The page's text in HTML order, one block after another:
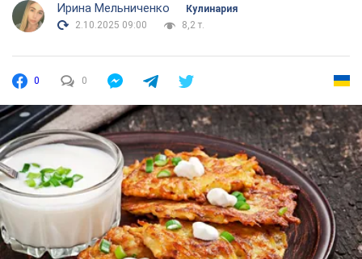
Ирина Мельниченко
Кулинария
2.10.2025 09:00
8,2 т.
0 0